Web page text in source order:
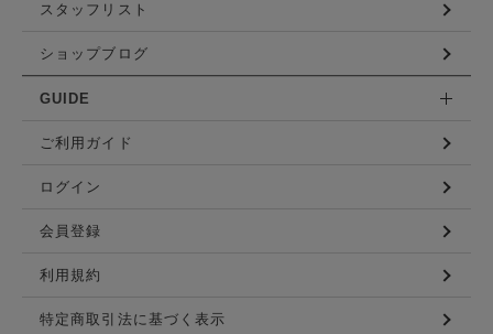
スタッフリスト
ショップブログ
GUIDE
ご利用ガイド
ログイン
会員登録
利用規約
特定商取引法に基づく表示